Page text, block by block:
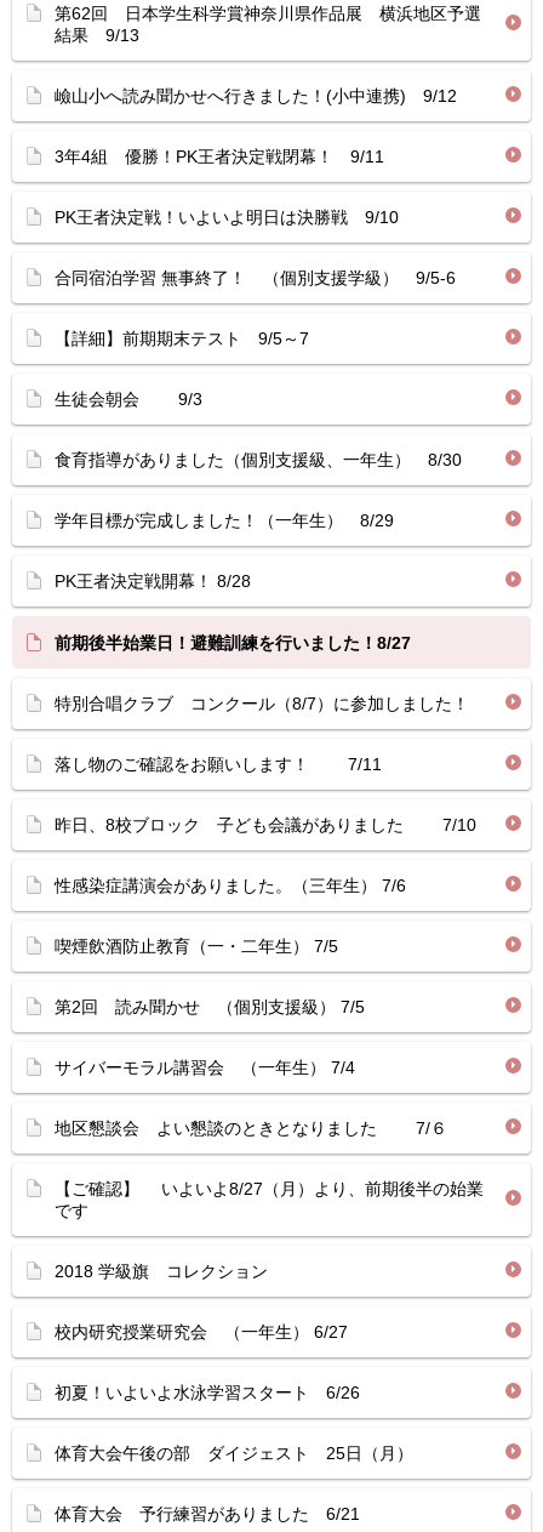
第62回 日本学生科学賞神奈川県作品展 横浜地区予選
結果 9/13
嶮山小へ読み聞かせへ行きました！(小中連携) 9/12
3年4組 優勝！PK王者決定戦閉幕！ 9/11
PK王者決定戦！いよいよ明日は決勝戦 9/10
合同宿泊学習 無事終了！ （個別支援学級） 9/5-6
【詳細】前期期末テスト 9/5～7
生徒会朝会 9/3
食育指導がありました（個別支援級、一年生） 8/30
学年目標が完成しました！（一年生） 8/29
PK王者決定戦開幕！ 8/28
前期後半始業日！避難訓練を行いました！8/27
特別合唱クラブ コンクール（8/7）に参加しました！
落し物のご確認をお願いします！ 7/11
昨日、8校ブロック 子ども会議がありました 7/10
性感染症講演会がありました。（三年生） 7/6
喫煙飲酒防止教育（一・二年生） 7/5
第2回 読み聞かせ （個別支援級） 7/5
サイバーモラル講習会 （一年生） 7/4
地区懇談会 よい懇談のときとなりました 7/６
【ご確認】 いよいよ8/27（月）より、前期後半の始業
です
2018 学級旗 コレクション
校内研究授業研究会 （一年生） 6/27
初夏！いよいよ水泳学習スタート 6/26
体育大会午後の部 ダイジェスト 25日（月）
体育大会 予行練習がありました 6/21